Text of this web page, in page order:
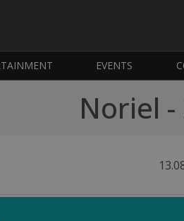
EVENTS
Noriel